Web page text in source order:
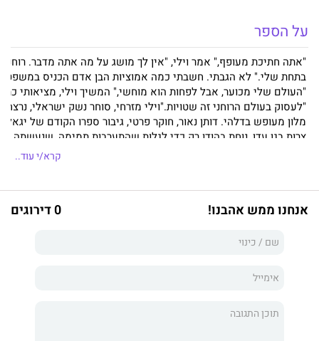
על הספר
"אתה חתיכת מעופף," אמר וילי, "אין לך מושג על מה אתה מדבר. רוחני?
בתחת שלי." לא הגבתי. חשבתי כמה אמוציות הבן אדם הכניס במשפט
"העולם שלי מכוער, אבל לפחות הוא מוחשי," המשיך וילי, מציאותי
"לעסוק בעולם הרוחני זה שטויות."וילי מזרחי, סוחר נשק ישראלי, נרצח
מלון מעופש בדלהי. דותן נאור, חוקר פרטי, גיבור ספרו הקודם של יגאל
צרות בגן עדן, נוחת בהודו רק כדי לגלות שהתערבות תמימה, שנעשתה
לפני כן בדיוק, הציתה את שיפולי ההימלאיה באש של טרור נגד
רישיקש מפסיקה להיות מקום של רוחניות, במנאלי אין יותר שאנטי,
שלוקח את הקורא למסע אל מעמקי הסיוטים של כל ישראלי - הפחד
ורוחניות. בתווך נרקמים שני סיפורי אהבה יוצאי דופן.
קרא/י עוד..
אנחנו ממש אהבנו! 0 דירוגים